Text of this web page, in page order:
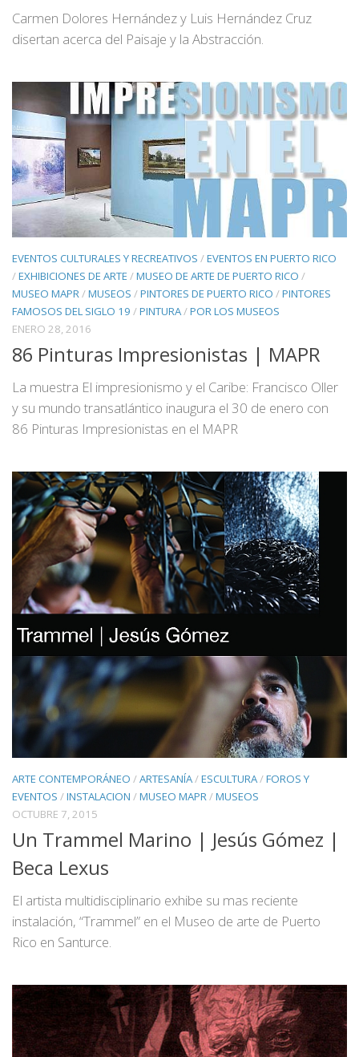
Carmen Dolores Hernández y Luis Hernández Cruz
disertan acerca del Paisaje y la Abstracción.
EVENTOS CULTURALES Y RECREATIVOS /EVENTOS EN PUERTO RICO
/EXHIBICIONES DE ARTE /MUSEO DE ARTE DE PUERTO RICO /
MUSEO MAPR/MUSEOS /PINTORES DE PUERTO RICO /PINTORES
FAMOSOS DEL SIGLO 19 /PINTURA/POR LOS MUSEOS
ENERO 28, 2016
86 Pinturas Impresionistas | MAPR
La muestra El impresionismo y el Caribe: Francisco Oller
y su mundo transatlántico inaugura el 30 de enero con
86 Pinturas Impresionistas en el MAPR
ARTE CONTEMPORÁNEO /ARTESANÍA/ESCULTURA/FOROS Y
EVENTOS /INSTALACION /MUSEO MAPR/MUSEOS
OCTUBRE 7, 2015
Un Trammel Marino | Jesús Gómez |
Beca Lexus
El artista multidisciplinario exhibe su mas reciente
instalación, “Trammel” en el Museo de arte de Puerto
Rico en Santurce.